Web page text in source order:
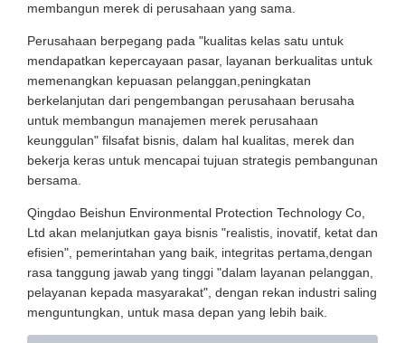
membangun merek di perusahaan yang sama.
Perusahaan berpegang pada "kualitas kelas satu untuk
mendapatkan kepercayaan pasar, layanan berkualitas untuk
memenangkan kepuasan pelanggan,peningkatan
berkelanjutan dari pengembangan perusahaan berusaha
untuk membangun manajemen merek perusahaan
keunggulan" filsafat bisnis, dalam hal kualitas, merek dan
bekerja keras untuk mencapai tujuan strategis pembangunan
bersama.
Qingdao Beishun Environmental Protection Technology Co,
Ltd akan melanjutkan gaya bisnis "realistis, inovatif, ketat dan
efisien", pemerintahan yang baik, integritas pertama,dengan
rasa tanggung jawab yang tinggi "dalam layanan pelanggan,
pelayanan kepada masyarakat", dengan rekan industri saling
menguntungkan, untuk masa depan yang lebih baik.